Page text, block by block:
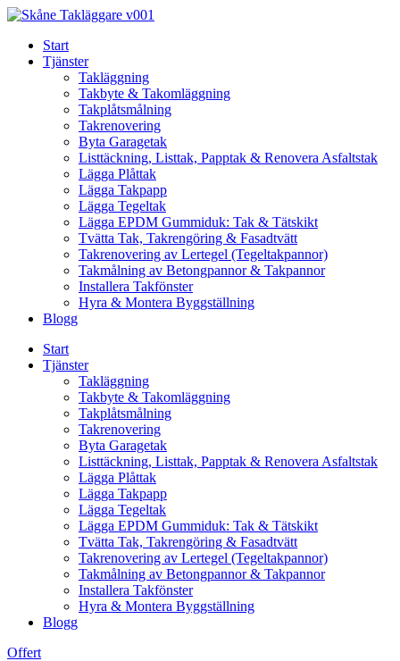
Skip
contentStart
Tjänster
Takläggning
Takbyte & Takomläggning
Takplåtsmålning
Takrenovering
Byta Garagetak
Listtäckning, Listtak, Papptak & Renovera Asfaltstak
Lägga Plåttak
Lägga Takpapp
Lägga Tegeltak
Lägga EPDM Gummiduk: Tak & Tätskikt
Tvätta Tak, Takrengöring & Fasadtvätt
Takrenovering av Lertegel (Tegeltakpannor)
Takmålning av Betongpannor & Takpannor
Installera Takfönster
Hyra & Montera Byggställning
Blogg
Start
Tjänster
Takläggning
Takbyte & Takomläggning
Takplåtsmålning
Takrenovering
Byta Garagetak
Listtäckning, Listtak, Papptak & Renovera Asfaltstak
Lägga Plåttak
Lägga Takpapp
Lägga Tegeltak
Lägga EPDM Gummiduk: Tak & Tätskikt
Tvätta Tak, Takrengöring & Fasadtvätt
Takrenovering av Lertegel (Tegeltakpannor)
Takmålning av Betongpannor & Takpannor
Installera Takfönster
Hyra & Montera Byggställning
Blogg
Offert